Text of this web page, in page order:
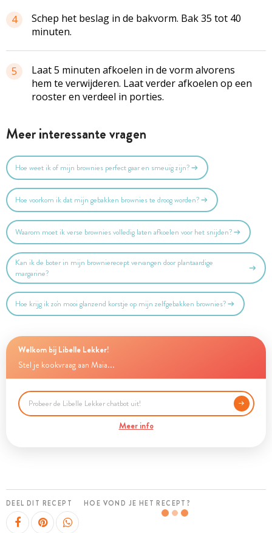
4
Schep het beslag in de bakvorm. Bak 35 tot 40
minuten.
5
Laat 5 minuten afkoelen in de vorm alvorens
hem te verwijderen. Laat verder afkoelen op een
rooster en verdeel in porties.
Meer interessante vragen
Hoe weet ik of mijn brownies perfect gaar en smeuïg zijn?
Hoe voorkom ik dat mijn gebakken brownies te droog worden?
Waarom moet ik verse brownies volledig laten afkoelen voor het snijden?
Kan ik de boter in mijn brownierecept vervangen door plantaardige
margarine?
Hoe krijg ik zo'n mooi glanzend korstje op mijn zelfgebakken brownies?
Welkom bij Libelle Lekker!
Stel je kookvraag aan Maia...
Meer info
DEEL DIT RECEPT HOE VOND JE HET RECEPT?